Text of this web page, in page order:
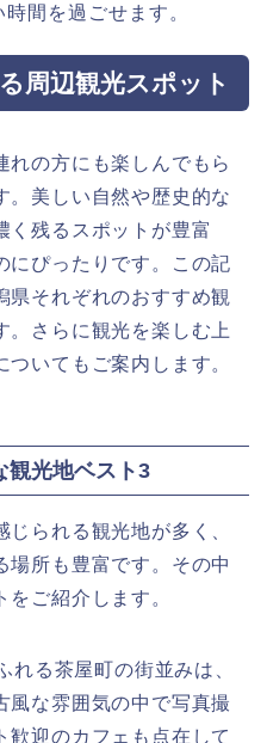
間を過ごせます。
周辺観光スポット
の方にも楽しんでもら
。美しい自然や歴史的な
く残るスポットが豊富
にぴったりです。この記
県それぞれのおすすめ観
。さらに観光を楽しむ上
いてもご案内します。
観光地ベスト3
られる観光地が多く、
場所も豊富です。その中
ご紹介します。
れる茶屋町の街並みは、
風な雰囲気の中で写真撮
歓迎のカフェも点在して